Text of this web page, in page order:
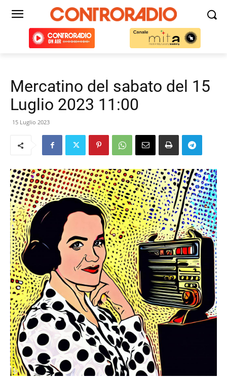
Mercatino del sabato del 15
Luglio 2023 11:00
15 Luglio 2023